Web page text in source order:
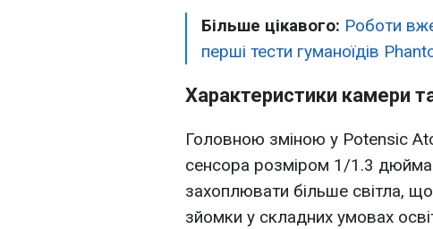
Більше цікавого: Роботи
перші тести гуманоїдів
Характеристики камери
Головною зміною у Potensic
сенсора розміром 1/1.3
захоплювати більше світла,
зйомки у складних умовах